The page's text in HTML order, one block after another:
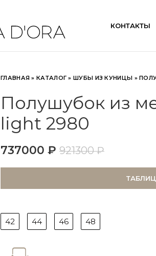
КОНТАКТЫ
ГЛАВНАЯ »КАТАЛОГ »ШУБЫ ИЗ КУНИЦЫ »
Полушубок из
light 2980
737000 ₽ 921300₽
42
44 46 48